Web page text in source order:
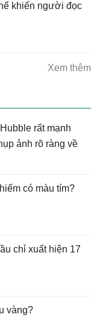
khiến người đọc
Xem thêm
rất mạnh
ảnh rõ ràng về
có màu tím?
chỉ xuất hiện 17
vàng?